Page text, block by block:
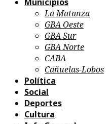
La Matanza
GBA Oeste
GBA Sur
GBA Norte
CABA
Cañuelas-Lobos
Política
Social
Deportes
Cultura